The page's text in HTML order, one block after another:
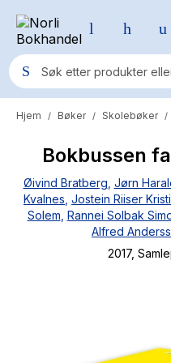
Populære søk
Pokemon
One piece
Fury Bound - Sable
Hjem / Bøker / Skolebøker /
Bokbussen
Øivind Bratberg Jørn
Kvalnes Jostein Riiser
Solem Rannei Solbak
Alfred
2017,